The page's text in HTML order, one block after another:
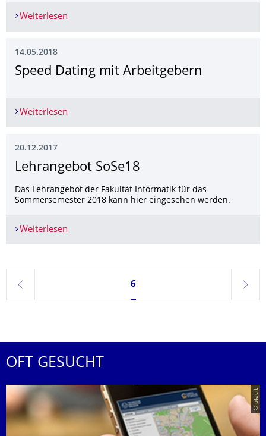
Weiterlesen
14.05.2018
Speed Dating mit Arbeitgebern
Weiterlesen
20.12.2017
Lehrangebot SoSe18
Das Lehrangebot der Fakultät Informatik für das
Sommersemester 2018 kann hier eingesehen werden.
Weiterlesen
zurück
Seite 6, aktuell ausgewählt
6
weiter
OFT GESUCHT
© placit